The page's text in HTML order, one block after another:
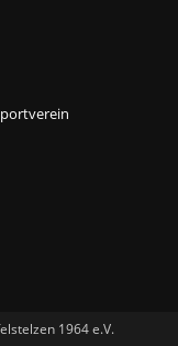
1964 e.V.